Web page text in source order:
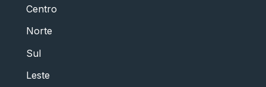
Centro
Norte
Sul
Leste